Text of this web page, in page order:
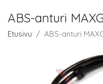
ABS-anturi
Etusivu ABS-anturi